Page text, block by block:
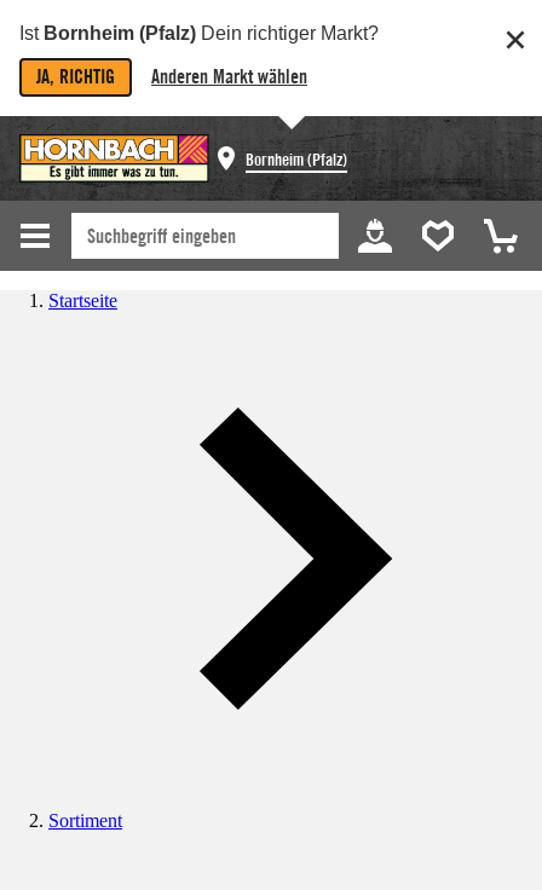
Ist Bornheim (Pfalz) Dein richtiger Markt?
JA, RICHTIG Anderen Markt wählen
Bornheim (Pfalz)
Startseite
Sortiment